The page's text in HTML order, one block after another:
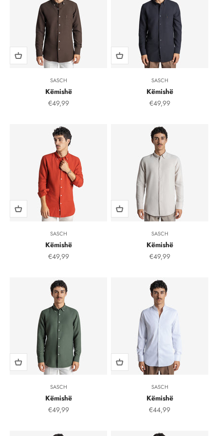
SASCH
Këmishë
Çmimi i shitjes, çmimi i shitjeve
€49,99
SASCH
Këmishë
Çmimi i shitjes, çmimi
€49,99
SASCH
Këmishë
Çmimi i shitjes, çmimi i shitjeve
€49,99
SASCH
Këmishë
Çmimi i shitjes, çmimi
€49,99
SASCH
Këmishë
Çmimi i shitjes, çmimi i shitjeve
€49,99
SASCH
Këmishë
Çmimi i shitjes, çmimi
€44,99